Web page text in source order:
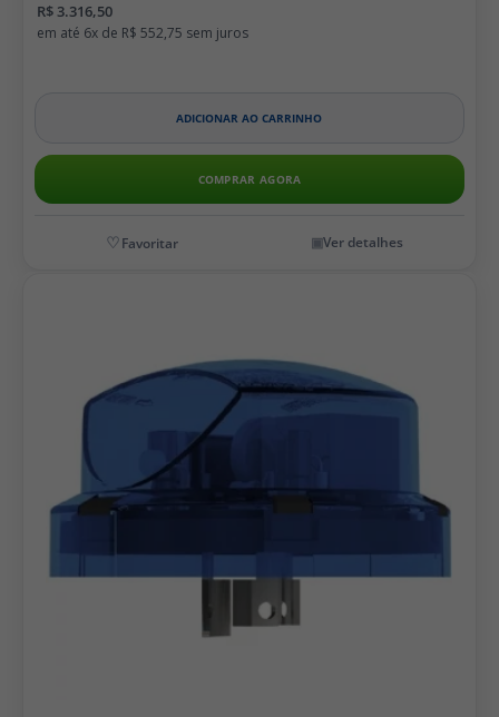
R$ 3.316,50
6x de R$ 552,75
ADICIONAR AO CARRINHO
COMPRAR AGORA
Ver detalhes